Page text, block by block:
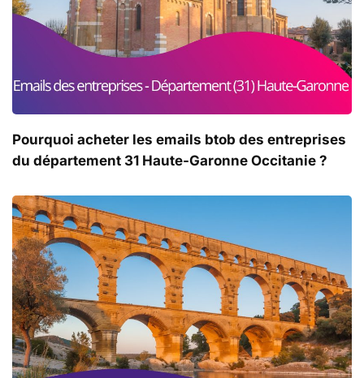
Pourquoi acheter les emails btob des entreprises
du département 31 Haute-Garonne Occitanie ?